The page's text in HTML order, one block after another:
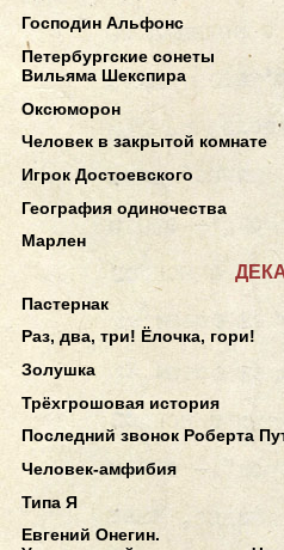
Господин Альфонс
Петербургские сонеты
Вильяма Шекспира
Оксюморон
Человек в закрытой комнате
Игрок Достоевского
География одиночества
Марлен
Пастернак
Раз, два, три! Ёлочка, гори!
Золушка
Трёхгрошовая история
Последний звонок Роберта
Человек-амфибия
Типа Я
Евгений Онегин.